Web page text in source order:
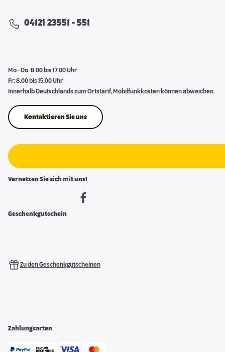
04121 23551 - 551
Mo - Do: 8.00 bis 17.00 Uhr
Fr: 8.00 bis 15.00 Uhr
Innerhalb Deutschlands zum Ortstarif, Mobilfunkkosten können abweichen.
Kontaktieren Sie uns
Vernetzen Sie sich mit uns!
Geschenkgutschein
Zu den Geschenkgutscheinen
Zahlungsarten